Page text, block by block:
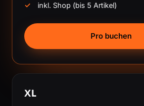
inkl. Shop (bis 5 Artikel)
Pro buchen
XL